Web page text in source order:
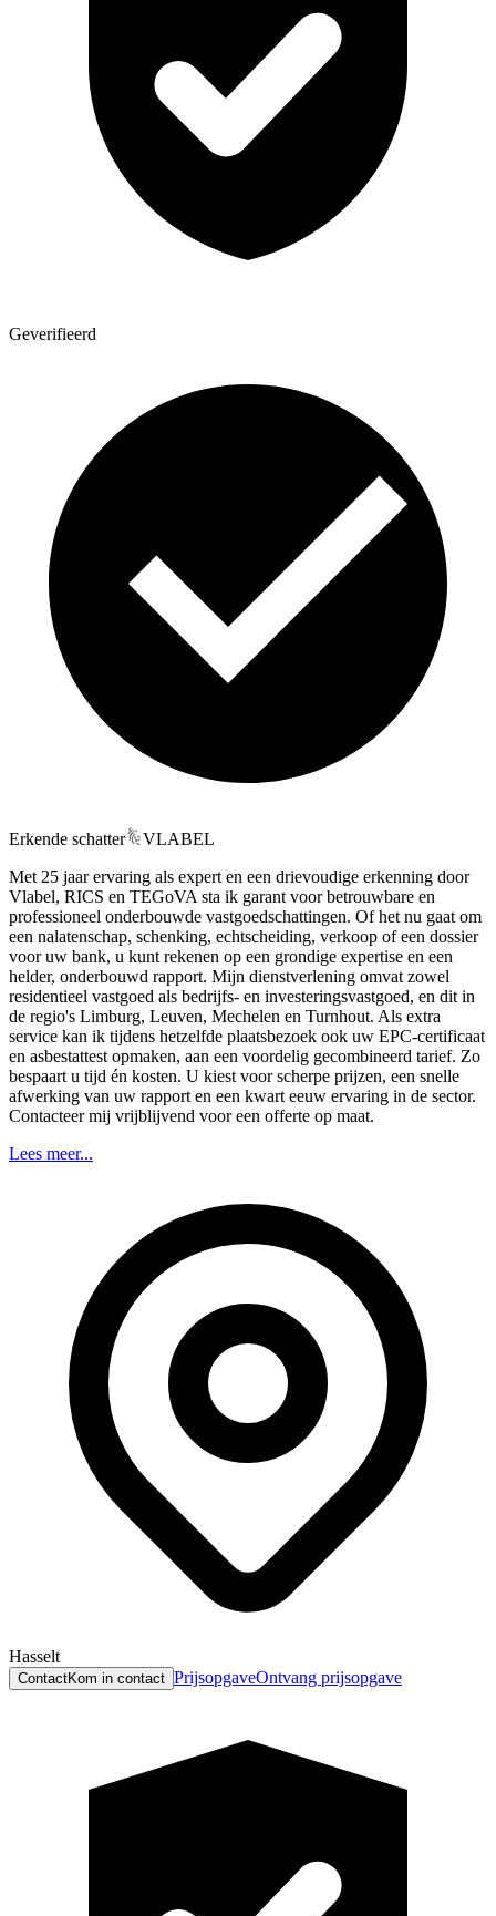
Geverifieerd
Erkende schatter
VLABEL
Met 25 jaar ervaring als expert en een drievoudige erkenning door
Vlabel, RICS en TEGoVA sta ik garant voor betrouwbare en
professioneel onderbouwde vastgoedschattingen. Of het nu gaat om
een nalatenschap, schenking, echtscheiding, verkoop of een dossier
voor uw bank, u kunt rekenen op een grondige expertise en een
helder, onderbouwd rapport. Mijn dienstverlening omvat zowel
residentieel vastgoed als bedrijfs- en investeringsvastgoed, en dit in
de regio's Limburg, Leuven, Mechelen en Turnhout. Als extra
service kan ik tijdens hetzelfde plaatsbezoek ook uw EPC-certificaat
en asbestattest opmaken, aan een voordelig gecombineerd tarief. Zo
bespaart u tijd én kosten. U kiest voor scherpe prijzen, een snelle
afwerking van uw rapport en een kwart eeuw ervaring in de sector.
Contacteer mij vrijblijvend voor een offerte op maat.
Lees meer...
Hasselt
ContactKom in contact PrijsopgaveOntvang prijsopgave